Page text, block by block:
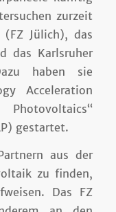
zurzeit
(FZ Jülich), das
das Karlsruher
haben sie
Acceleration
gestartet.
aus der
zu finden,
Das FZ